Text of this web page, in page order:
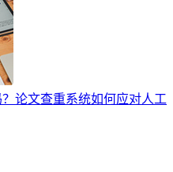
论文查重系统如何应对人工